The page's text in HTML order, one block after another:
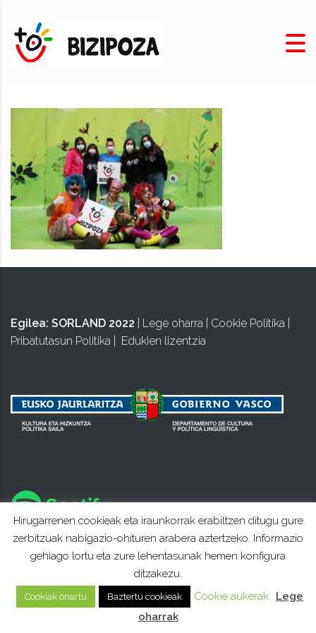
Egilea: SORLAND 2022 Lege oharra Cookie Politika
Pribatutasun Politika
Edukien lizentzia
Hirugarrenen cookieak eta iraunkorrak erabiltzen ditugu gure
zerbitzuak nabigazio-ohituren arabera aztertzeko. Informazio
gehiago lortu eta zure lehentasunak hemen konfigura
ditzakezu.
Cookiak onartu Baztertu cookieak Cookie aukerak
Lege
oharrak